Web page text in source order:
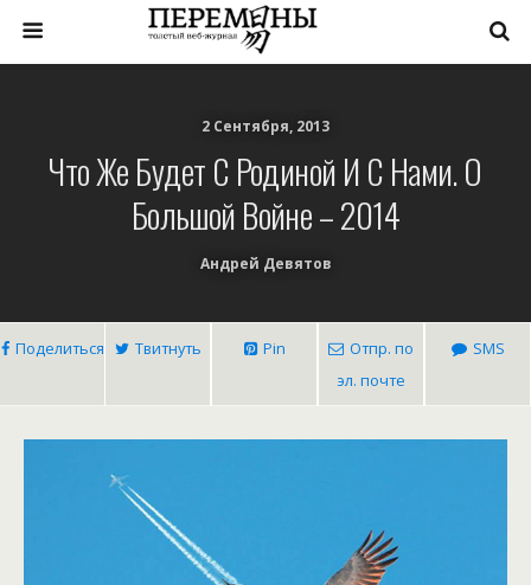
2 Сентября, 2013
Что Же Будет С Родиной И С Нами. О
Большой Войне – 2014
Андрей Девятов
Поделиться Твитнуть Pin
Отпр. по
эл. почте
SMS